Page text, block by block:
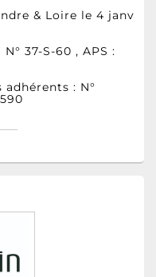
& Loire le 4 janv
37-S-60 , APS :
: N°